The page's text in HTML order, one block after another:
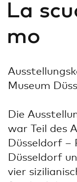
La
mo
Museum
Die
war Teil des
Düsseldorf –
Düsseldorf
vier